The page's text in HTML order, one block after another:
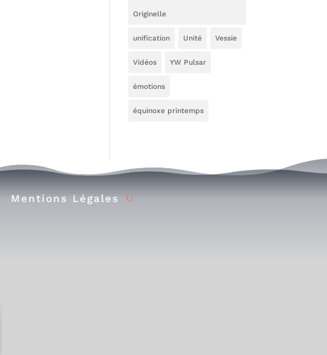
Originelle
unification Unité Vessie
Vidéos YW Pulsar
émotions
équinoxe printemps
Mentions Légales